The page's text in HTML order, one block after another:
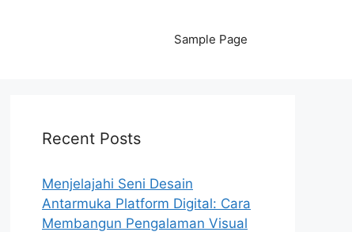
Sample Page
Recent Posts
Menjelajahi Seni Desain
Antarmuka Platform Digital: Cara
Membangun Pengalaman Visual